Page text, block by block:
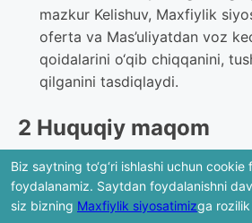
mazkur Kelishuv, Maxfiylik
oferta va Mas’uliyatdan voz
qoidalarini o‘qib chiqqanini,
qilganini tasdiqlaydi.
2 Huquqiy maqom
Sayt individual yuridik
ko‘rsatmasdan, shablonlar va
imkonini beruvchi axborot
Biz saytning to‘g‘ri ishlashi uchun cookie
foydalanamiz. Saytdan foydalanishni
siz bizning Maxfiylik siyosatimizga